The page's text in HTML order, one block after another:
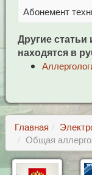
Абонемент
Другие статьи
находятся в
Главная
Общая